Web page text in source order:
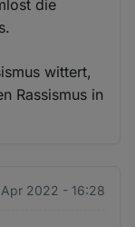
die
wittert,
Rassismus in
2022 - 16:28